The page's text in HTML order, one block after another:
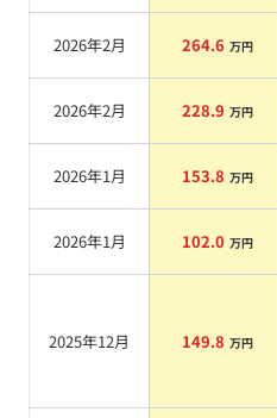
2026年2月 264.6 万円
2026年2月 228.9 万円
2026年1月 153.8 万円
2026年1月 102.0 万円
2025年12月 149.8 万円